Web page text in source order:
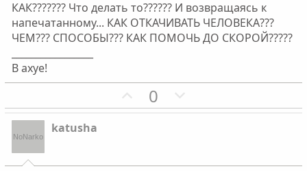
КАК??????? Что делать то?????? И возвращаясь к
напечатанному... КАК ОТКАЧИВАТЬ ЧЕЛОВЕКА???
ЧЕМ??? СПОСОБЫ??? КАК ПОМОЧЬ ДО СКОРОЙ?????
В ахуе!
П
о
т
0
е
т
katusha